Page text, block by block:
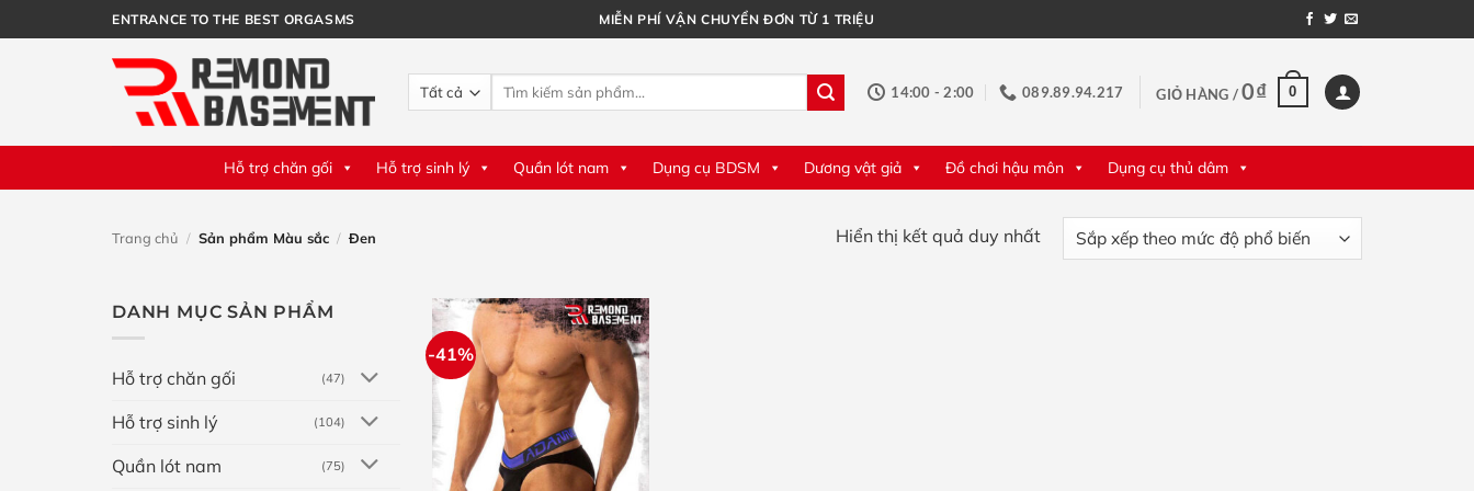
qua
ENTRANCE TO THE BEST ORGASMS MIỄN PHÍ VẬN CHUYỂN ĐƠN TỪ 1 TRIỆU
Tìm
14:00 - 2:00 089.89.94.217 GIỎ HÀNG /0₫ 0
Hỗ trợ chăn gối Hỗ trợ sinh lý Quần lót nam Dụng cụ BDSM Dương vật giả Đồ chơi hậu môn Dụng cụ thủ dâm
Trang chủ / Sản phẩm Màu sắc / Đen Hiển thị kết quả duy nhất
DANH MỤC SẢN PHẨM
Hỗ trợ chăn gối (47)
Hỗ trợ sinh lý (104)
Quần lót nam (75)
-41%